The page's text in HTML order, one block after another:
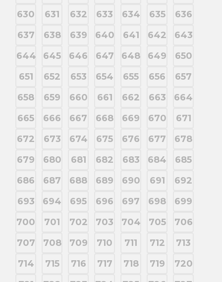
630
631 632 633 634 635
636
637
638 639 640 641 642
643
644
645 646 647 648 649
650
651
652 653 654 655 656
657
658
659 660 661 662 663
664
665
666 667 668 669 670
671
672
673 674 675 676 677
678
679
680 681 682 683 684
685
686
687 688 689 690 691
692
693
694 695 696 697 698
699
700
701 702 703 704 705
706
707
708 709 710 711 712
713
714
715 716 717 718 719
720